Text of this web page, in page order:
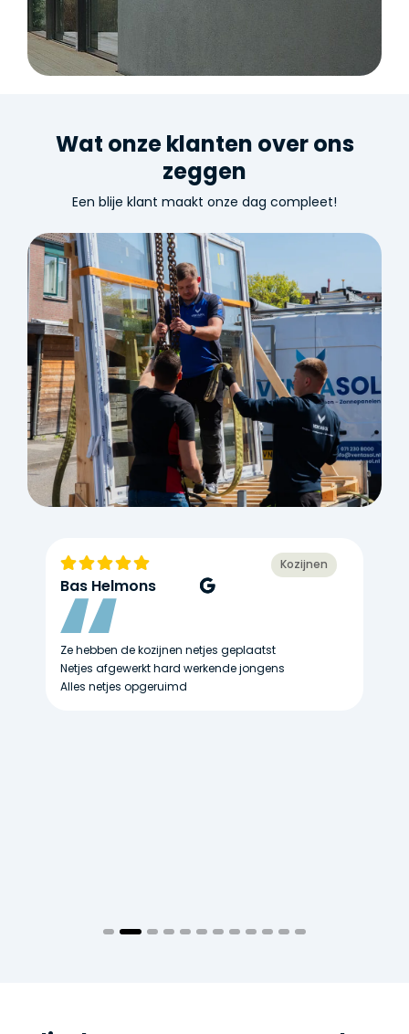
Bekijk producten
Wat onze klanten over ons
zeggen
Een blije klant maakt onze dag compleet!
Bas Helmons
Kozijnen
Ze hebben de kozijnen netjes geplaatst
Netjes afgewerkt hard werkende jongens
Alles netjes opgeruimd